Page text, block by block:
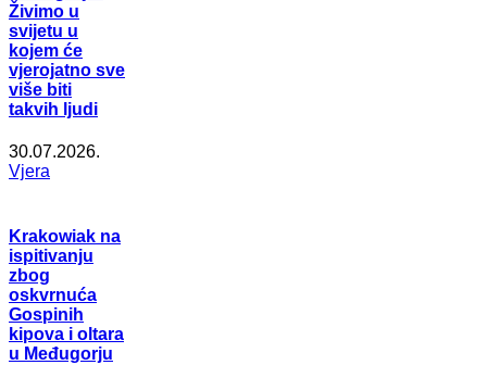
Živimo u
svijetu u
kojem će
vjerojatno sve
više biti
takvih ljudi
30.07.2026.
Vjera
Krakowiak na
ispitivanju
zbog
oskvrnuća
Gospinih
kipova i oltara
u Međugorju